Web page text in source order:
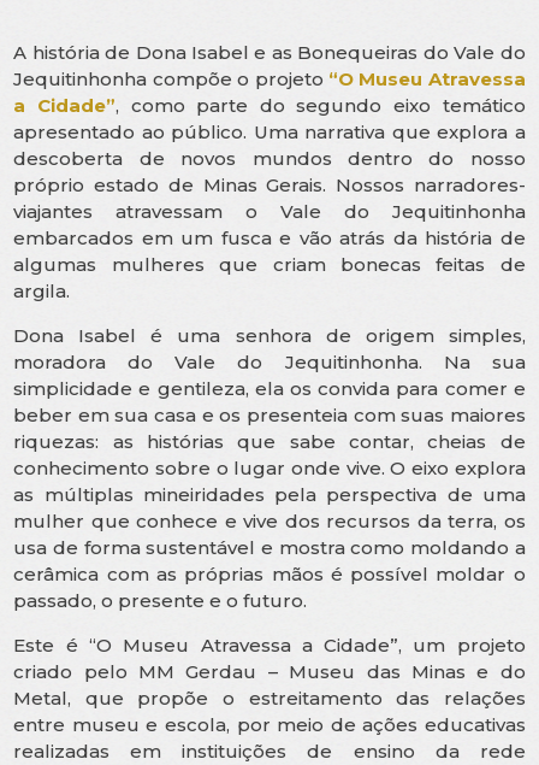
A história de Dona Isabel e as Bonequeiras do Vale do
Jequitinhonha compõe o projeto “O Museu Atravessa
a Cidade”, como parte do segundo eixo temático
apresentado ao público. Uma narrativa que explora a
descoberta de novos mundos dentro do nosso
próprio estado de Minas Gerais. Nossos narradores-
viajantes atravessam o Vale do Jequitinhonha
embarcados em um fusca e vão atrás da história de
algumas mulheres que criam bonecas feitas de
argila.
Dona Isabel é uma senhora de origem simples,
moradora do Vale do Jequitinhonha. Na sua
simplicidade e gentileza, ela os convida para comer e
beber em sua casa e os presenteia com suas maiores
riquezas: as histórias que sabe contar, cheias de
conhecimento sobre o lugar onde vive. O eixo explora
as múltiplas mineiridades pela perspectiva de uma
mulher que conhece e vive dos recursos da terra, os
usa de forma sustentável e mostra como moldando a
cerâmica com as próprias mãos é possível moldar o
passado, o presente e o futuro.
Este é “O Museu Atravessa a Cidade”, um projeto
criado pelo MM Gerdau – Museu das Minas e do
Metal, que propõe o estreitamento das relações
entre museu e escola, por meio de ações educativas
realizadas em instituições de ensino da rede